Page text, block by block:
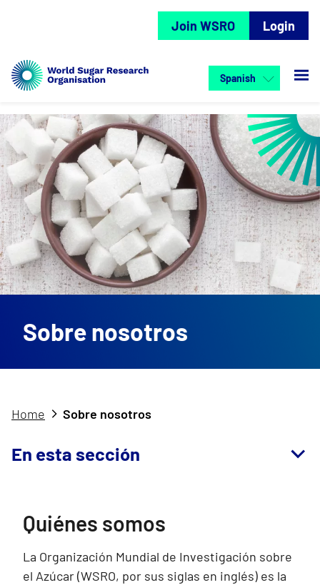
Join WSRO Login
Sobre nosotros
Home Sobre nosotros
En esta sección
Quiénes somos
La Organización Mundial de Investigación sobre
el Azúcar (WSRO, por sus siglas en inglés) es la